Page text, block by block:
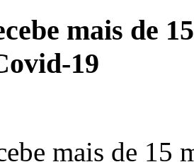
mais de
19
mais de 15